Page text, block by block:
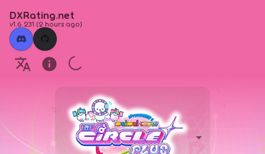
DXRating.net
v1.6.231 (2 hours ago)